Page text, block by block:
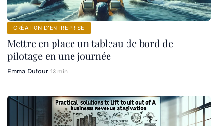
CRÉATION D’ENTREPRISE
Mettre en place un tableau de bord de
pilotage en une journée
Emma Dufour 13 min